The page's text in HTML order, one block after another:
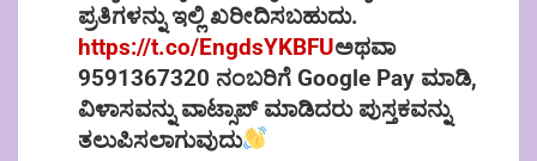
ಪ್ರತಿಗಳನ್ನು ಇಲ್ಲಿ ಖರೀದಿಸಬಹುದು.
https://t.co/EngdsYKBFUಅಥವಾ
9591367320 ನಂಬರಿಗೆ Google Pay ಮಾಡಿ,
ವಿಳಾಸವನ್ನು ವಾಟ್ಸಾಪ್ ಮಾಡಿದರು ಪುಸ್ತಕವನ್ನು
ತಲುಪಿಸಲಾಗುವುದು